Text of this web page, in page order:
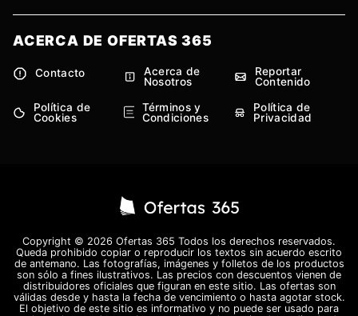
ACERCA DE OFERTAS 365
Contacto
Acerca de
Nosotros
Reportar
Contenido
Política de
Cookies
Términos y
Condiciones
Política de
Privacidad
Copyright © 2026 Ofertas 365 Todos los derechos reservados.
Queda prohibido copiar o reproducir los textos sin acuerdo escrito
de antemano. Las fotografías, imágenes y folletos de los productos
son sólo a fines ilustrativos. Las precios con descuentos vienen de
distribuidores oficiales que figuran en este sitio. Las ofertas son
válidas desde y hasta la fecha de vencimiento o hasta agotar stock.
El objetivo de este sitio es informativo y no puede ser usado para